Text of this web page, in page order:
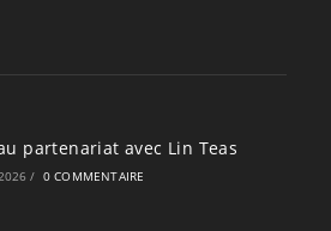
partenariat avec Lin Teas
/ 0 COMMENTAIRE